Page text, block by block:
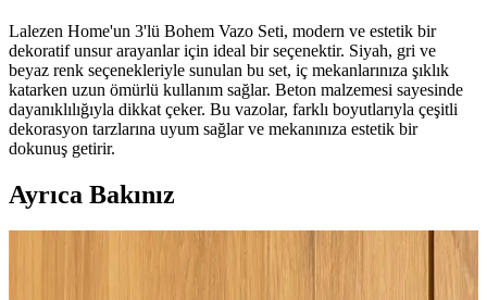
Lalezen Home'un 3'lü Bohem Vazo Seti, modern ve estetik bir
dekoratif unsur arayanlar için ideal bir seçenektir. Siyah, gri ve
beyaz renk seçenekleriyle sunulan bu set, iç mekanlarınıza şıklık
katarken uzun ömürlü kullanım sağlar. Beton malzemesi sayesinde
dayanıklılığıyla dikkat çeker. Bu vazolar, farklı boyutlarıyla çeşitli
dekorasyon tarzlarına uyum sağlar ve mekanınıza estetik bir
dokunuş getirir.
Ayrıca Bakınız
Ev Dekorasyonunda Pişmanlık Yaratan Tavsiyeler